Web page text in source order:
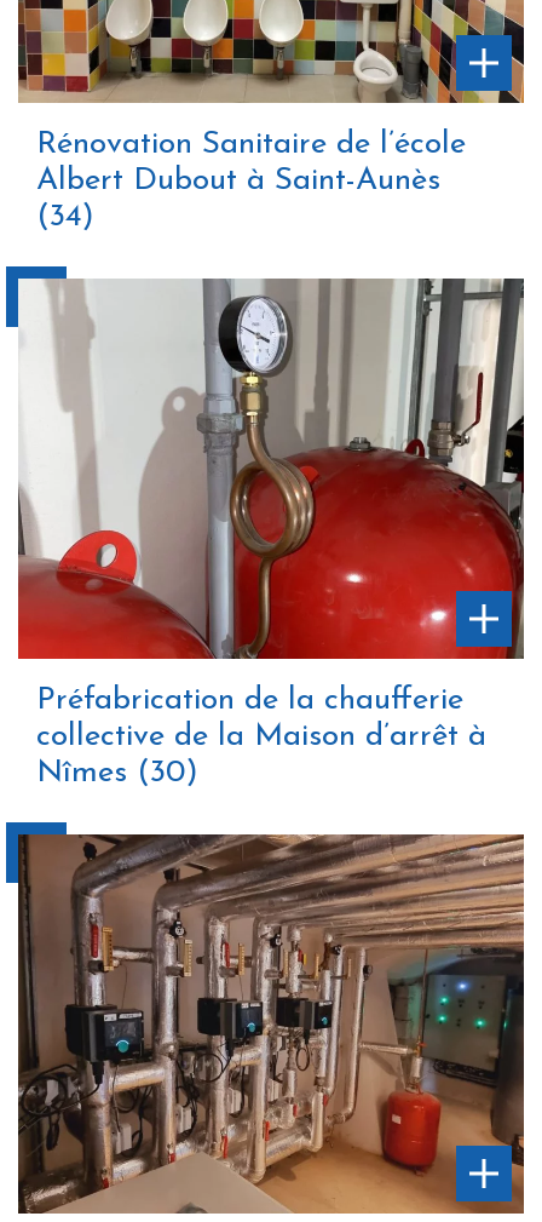
Rénovation Sanitaire de l’école
Albert Dubout à Saint-Aunès
(34)
Préfabrication de la chaufferie
collective de la Maison d’arrêt à
Nîmes (30)